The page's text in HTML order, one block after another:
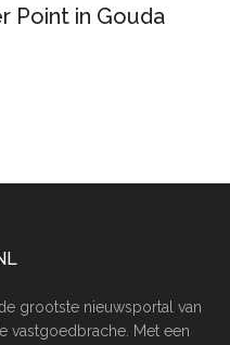
Point in Gouda
grootste nieuwsportal van
vastgoedbrache. Met een